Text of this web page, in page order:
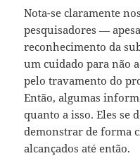
Nota-se claramente
pesquisadores —
reconhecimento da
um cuidado para não
pelo travamento do
Então, algumas
quanto a isso. Eles se
demonstrar de forma
alcançados até então.